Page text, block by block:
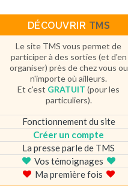
DÉCOUVRIR TMS
Le site TMS vous permet de
participer à des sorties (et d'en
organiser) près de chez vous ou
n'importe où ailleurs.
Et c'est GRATUIT (pour les
particuliers).
Fonctionnement du site
Créer un compte
La presse parle de TMS
Vos témoignages
Ma première fois